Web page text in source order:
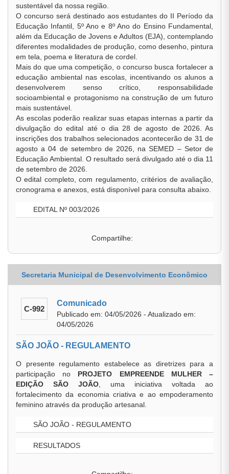
sustentável da nossa região.
O concurso será destinado aos estudantes do II Período da
Educação Infantil, 5º Ano e 8º Ano do Ensino Fundamental,
além da Educação de Jovens e Adultos (EJA), contemplando
diferentes modalidades de produção, como desenho, pintura
em tela, poema e literatura de cordel.
Mais do que uma competição, o concurso busca fortalecer a
educação ambiental nas escolas, incentivando os alunos a
desenvolverem senso crítico, responsabilidade
socioambiental e protagonismo na construção de um futuro
mais sustentável.
As escolas poderão realizar suas etapas internas a partir da
divulgação do edital até o dia 28 de agosto de 2026. As
inscrições dos trabalhos selecionados acontecerão de 31 de
agosto a 04 de setembro de 2026, na SEMED – Setor de
Educação Ambiental. O resultado será divulgado até o dia 11
de setembro de 2026.
O edital completo, com regulamento, critérios de avaliação,
cronograma e anexos, está disponível para consulta abaixo.
EDITAL Nº 003/2026
Compartilhe:
Secretaria Municipal de Desenvolvimento Econômico
C-992
Comunicado
Publicado em: 04/05/2026 - Atualizado em:
04/05/2026
SÃO JOÃO - REGULAMENTO
O presente regulamento estabelece as diretrizes para a
participação no PROJETO EMPREENDE MULHER –
EDIÇÃO SÃO JOÃO , uma iniciativa voltada ao
fortalecimento da economia criativa e ao empoderamento
feminino através da produção artesanal.
SÃO JOÃO - REGULAMENTO
RESULTADOS